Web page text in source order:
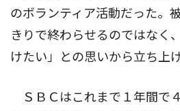
のボランティア活動だった。
きりで終わらせるのではなく
けたい」との思いから立ち上
ＳＢＣはこれまで１年間で